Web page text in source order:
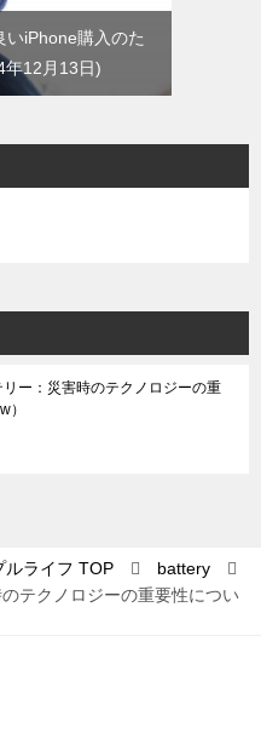
いiPhone購入のた
年12月13日
ー：災害時のテクノロジーの重
）
ルライフ TOP
battery
テクノロジーの重要性につい